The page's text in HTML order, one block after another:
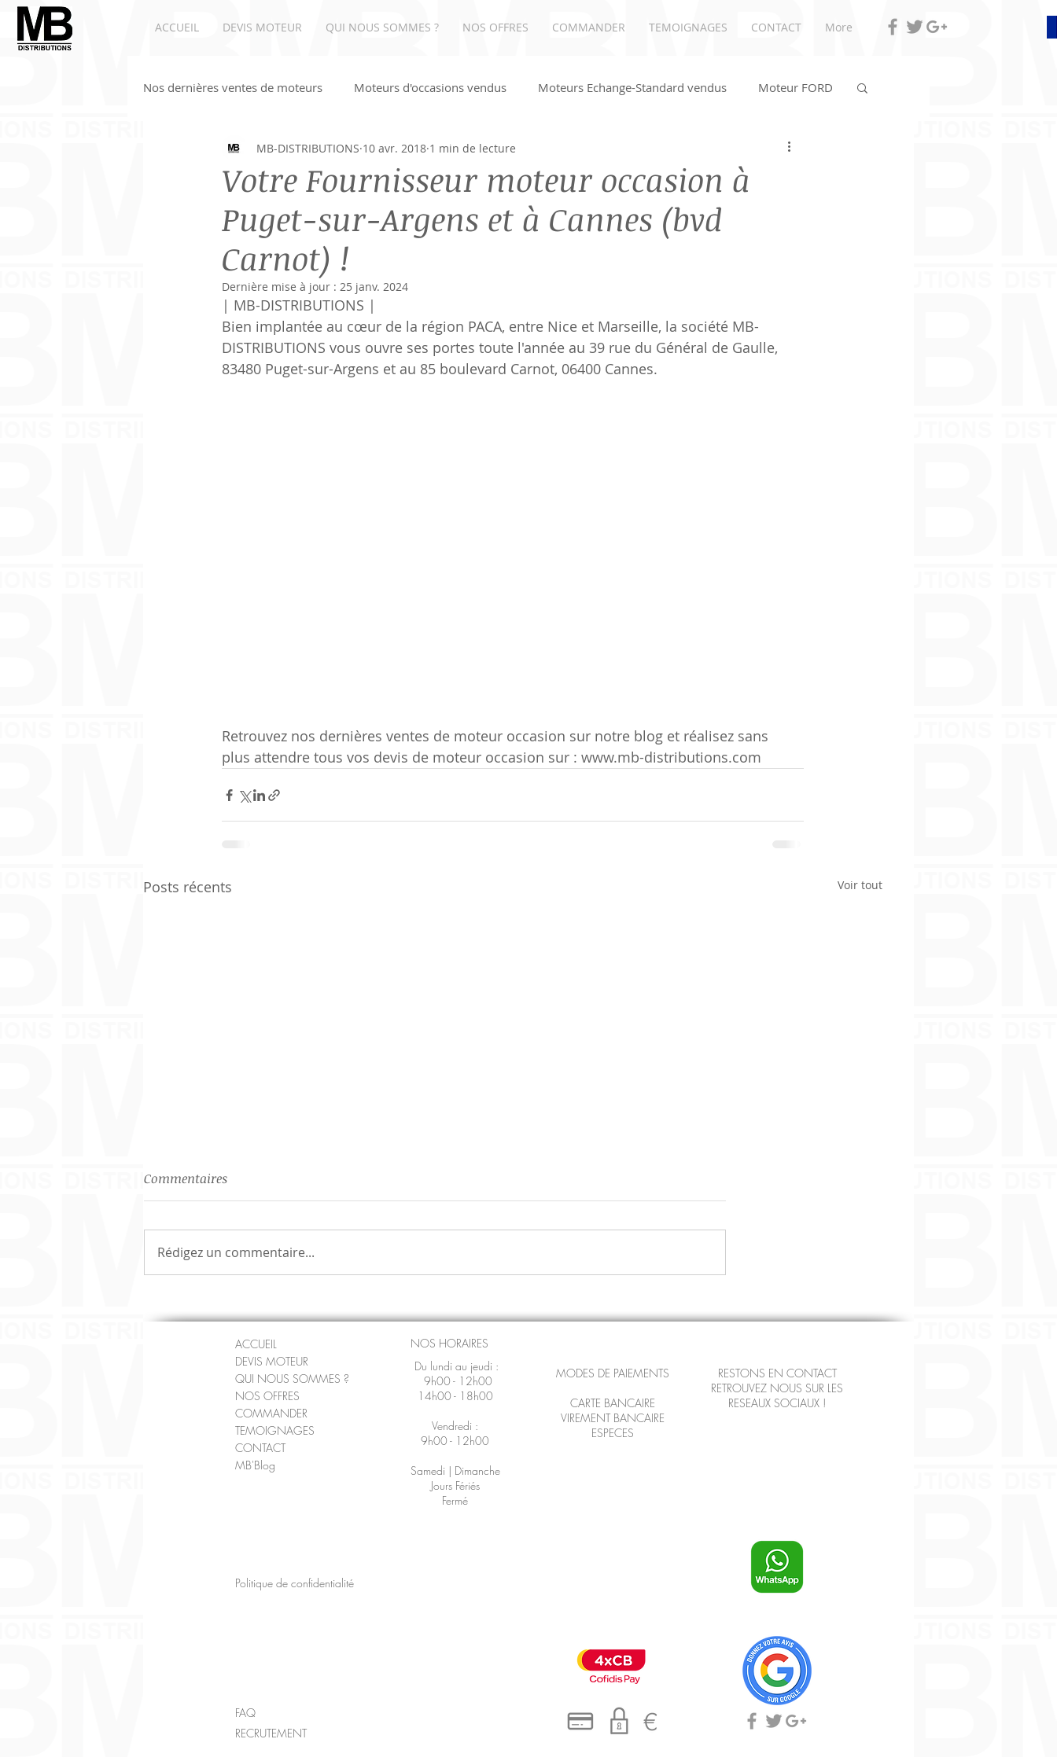
ACCUEIL DEVIS MOTEUR QUI NOUS SOMMES ? NOS OFFRES COMMANDER TEMOIGNAGES CONTACT More
Nos dernières ventes de moteurs Moteurs d'occasions vendus Moteurs Echange-Standard vendus Moteur FORD
Moteurs Renault Moteur AUDI
Votre Fournisseur moteur occasion à
Puget-sur-Argens et à Cannes (bvd
Carnot) !
MB-DISTRIBUTIONS 10 avr. 2018 1 min de lecture
Dernière mise à jour : 25 janv. 2024
| MB-DISTRIBUTIONS |
Bien implantée au cœur de la région PACA, entre Nice et Marseille, la société MB-
DISTRIBUTIONS vous ouvre ses portes toute l'année au 39 rue du Général de Gaulle,
83480 Puget-sur-Argens et au 85 boulevard Carnot, 06400 Cannes.
Retrouvez nos dernières ventes de moteur occasion sur notre blog et réalisez sans
plus attendre tous vos devis de moteur occasion sur : www.mb-distributions.com
Posts récents Voir tout
TURBO ESSENCE 122 CV
Occasion - Reconditionné –
Échange Standard -Garanti 3
CDNC 2,0L TURBO ESSENCE
180 CV / 211 CV Occasion -
Reconditionné – Échange
Standard -Garanti 3 à 12
mois
ESSENCE 163 CV Occasion -
Commentaires
Rédigez un commentaire...
ACCUEIL
DEVIS MOTEUR
QUI NOUS SOMMES ?
NOS OFFRES
COMMANDER
TEMOIGNAGES
CONTACT
MB'Blog
NOS HORAIRES
Du lundi au jeudi :
9h00 - 12h00
14h00 - 18h00
Vendredi :
9h00 - 12h00
Samedi | Dimanche
Jours Fériés
Fermé
MODES DE PAIEMENTS
CARTE BANCAIRE
VIREMENT BANCAIRE
ESPECES
RESTONS EN CONTACT
RETROUVEZ NOUS SUR LES
RESEAUX SOCIAUX !
Politique de confidentialité
FAQ
RECRUTEMENT